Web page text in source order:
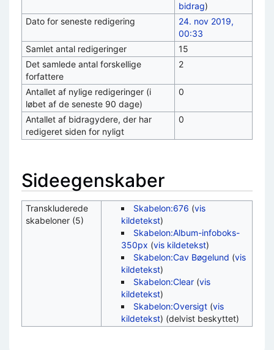
bidrag)
Dato for seneste redigering
24. nov 2019,
00:33
Samlet antal redigeringer
15
Det samlede antal forskellige
forfattere
2
Antallet af nylige redigeringer (i
løbet af de seneste 90 dage)
0
Antallet af bidragydere, der har
redigeret siden for nyligt
0
Sideegenskaber
Transkluderede
skabeloner (5)
Skabelon:676 (vis
kildetekst)
Skabelon:Album-infoboks-
350px (vis kildetekst)
Skabelon:Cav Bøgelund (vis
kildetekst)
Skabelon:Clear (vis
kildetekst)
Skabelon:Oversigt (vis
kildetekst) (delvist beskyttet)